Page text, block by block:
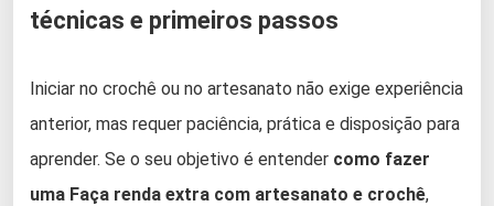
técnicas e primeiros passos
Iniciar no crochê ou no artesanato não exige experiência
anterior, mas requer paciência, prática e disposição para
aprender. Se o seu objetivo é entender como fazer
uma Faça renda extra com artesanato e crochê,